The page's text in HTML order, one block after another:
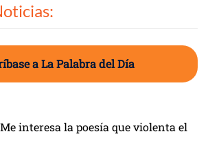
a La Palabra del Día
interesa la poesía que violenta el